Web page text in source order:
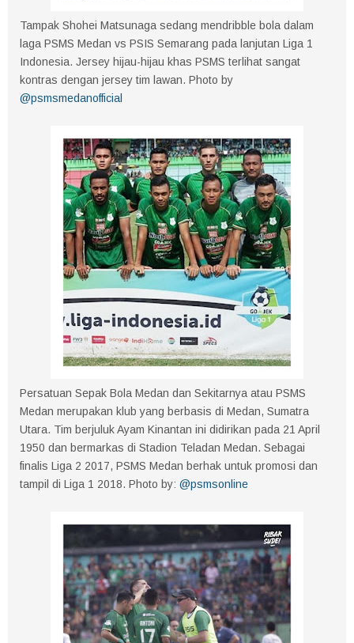
Tampak Shohei Matsunaga sedang mendribble bola dalam
laga PSMS Medan vs PSIS Semarang pada lanjutan Liga 1
Indonesia. Jersey hijau-hijau khas PSMS terlihat sangat
kontras dengan jersey tim lawan. Photo by
@psmsmedanofficial
Persatuan Sepak Bola Medan dan Sekitarnya atau PSMS
Medan merupakan klub yang berbasis di Medan, Sumatra
Utara. Tim berjuluk Ayam Kinantan ini didirikan pada 21 April
1950 dan bermarkas di Stadion Teladan Medan. Sebagai
finalis Liga 2 2017, PSMS Medan berhak untuk promosi dan
tampil di Liga 1 2018. Photo by: @psmsonline